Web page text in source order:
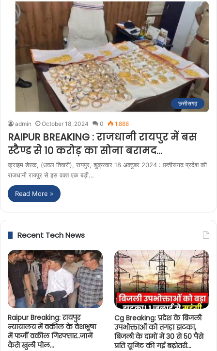
छत्तीसगढ़
admin October 18, 2024 0 1,888
RAIPUR BREAKING : राजधानी रायपुर में बस
स्टैण्ड से 10 करोड़ का सोना बरामद…
क्राइम डेस्क, (धवल तिवारी), रायपुर, शुक्रवार 18 अक्टूबर 2024 : छत्तीसगढ़ प्रदेश की
राजधानी रायपुर से इस वक्त एक बड़ी…
Read More »
Recent Tech News
Raipur Breaking: रायपुर
न्यायालय में वकील के वेशभूषा
में फर्जी वकील गिरफ्तार..जानें
कैसे खुली पोल…
Cg Breaking: प्रदेश के बिजली
उपभोक्ताओं को तगड़ा झटका,
बिजली के दामों में 30 से 50 पैसे
प्रति यूनिट की गई बढ़ोतरी…